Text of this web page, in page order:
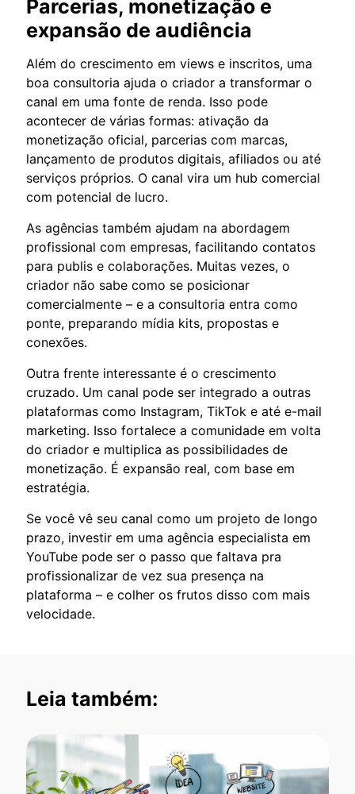
Parcerias, monetização e
expansão de audiência
Além do crescimento em views e inscritos, uma
boa consultoria ajuda o criador a transformar o
canal em uma fonte de renda. Isso pode
acontecer de várias formas: ativação da
monetização oficial, parcerias com marcas,
lançamento de produtos digitais, afiliados ou até
serviços próprios. O canal vira um hub comercial
com potencial de lucro.
As agências também ajudam na abordagem
profissional com empresas, facilitando contatos
para publis e colaborações. Muitas vezes, o
criador não sabe como se posicionar
comercialmente – e a consultoria entra como
ponte, preparando mídia kits, propostas e
conexões.
Outra frente interessante é o crescimento
cruzado. Um canal pode ser integrado a outras
plataformas como Instagram, TikTok e até e-mail
marketing. Isso fortalece a comunidade em volta
do criador e multiplica as possibilidades de
monetização. É expansão real, com base em
estratégia.
Se você vê seu canal como um projeto de longo
prazo, investir em uma agência especialista em
YouTube pode ser o passo que faltava pra
profissionalizar de vez sua presença na
plataforma – e colher os frutos disso com mais
velocidade.
Leia também: